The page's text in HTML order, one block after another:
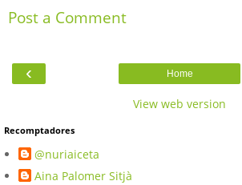
Post a Comment
‹ Home
View web version
Recomptadores
@nuriaiceta
Aina Palomer Sitjà